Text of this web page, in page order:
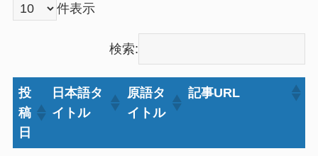
件表示
検索:
投
稿
日
日本語タ
イトル
原語タ
イトル
記事URL